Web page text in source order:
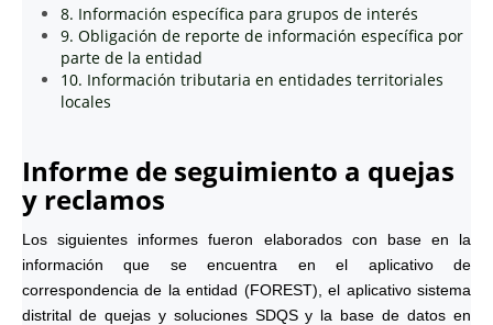
8. Información específica para grupos de interés
9. Obligación de reporte de información específica por
parte de la entidad
10. Información tributaria en entidades territoriales
locales
Informe de seguimiento a quejas
y reclamos
Los siguientes informes fueron elaborados con base en la
información que se encuentra en el aplicativo de
correspondencia de la entidad (FOREST), el aplicativo sistema
distrital de quejas y soluciones SDQS y la base de datos en